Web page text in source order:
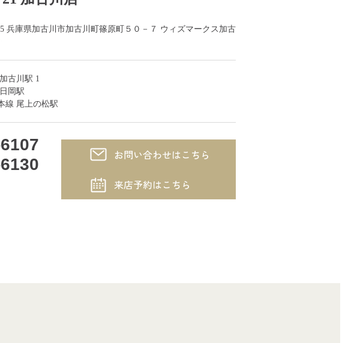
兵庫県加古川市加古川町篠原町５０－７ ウィズマークス加古
古川駅 1
岡駅
線 尾上の松駅
お問い合わせはこちら
来店予約はこちら